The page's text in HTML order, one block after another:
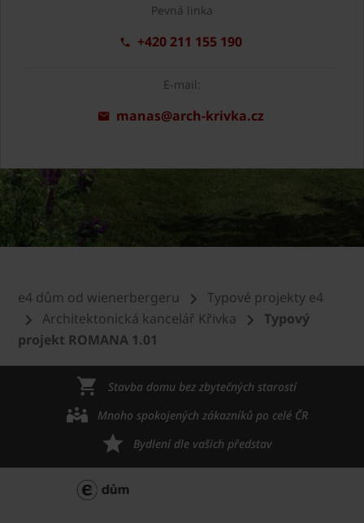
Pevná linka
+420 211 155 190
E-mail:
manas@arch-krivka.cz
e4 dům od wienerbergeru
Typové projekty e4
Architektonická kancelář Křivka
Typový
projekt ROMANA 1.01
Stavba domu bez zbytečných starostí
Mnoho spokojených zákazníků po celé ČR
Bydlení dle vašich představ